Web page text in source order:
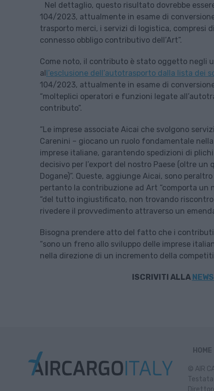
Nel dettaglio, questo risultato dovrebbe
104/2023, attualmente in esame di
trasporto merci, i servizi di logistica, compresi
connesso obbligo contributivo dell’Art”.
Come noto, il contributo è stato oggetto negli
all’esclusione dell’autotrasporto dalla lista dei
104/2023, attualmente in esame di
“molteplici operatori e funzioni legate
contributo”.
“Le imprese associate Aicai che svolgono
Carenini – giocano un ruolo fondamentale
imprese italiane, garantendo spedizioni di
decisivo per l’export del nostro Paese (oltre
Dogane)”. Queste, aggiunge Aicai, sono
pertanto la contribuzione ad Art “comporta un
“del tutto ingiustificato, non trovando
rivedere il provvedimento attraverso un
Bisogna prendere atto del fatto che i
“sono un freno allo sviluppo delle imprese
nella direzione di un incremento della
ISCRIVITI ALLA
HOME
© AIR
Testata